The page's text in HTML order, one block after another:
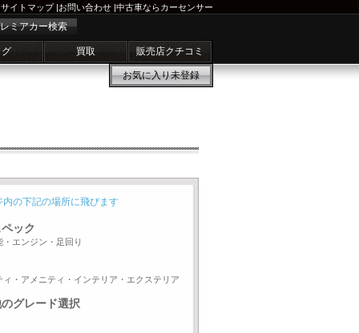
サイトマップ|お問い合わせ |中古車ならカーセンサー
ミアカー検索
買取 販売店クチコミ
お気に入り未登録
内の下記の場所に飛びます
ック
・エンジン・足回り
ィ・アメニティ・インテリア・エクステリア
グレード選択